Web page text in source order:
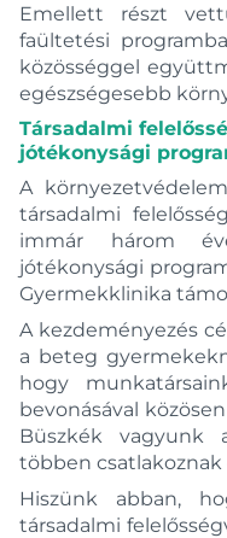
Emellett részt
faültetési
közösséggel
egészségesebb
Társadalmi
jótékonysági
A
társadalmi
immár három
jótékonysági
Gyermekklinika
A kezdeményezés
a beteg
hogy
bevonásával
Büszkék vagyunk
többen csatlakoznak
Hiszünk abban,
társadalmi